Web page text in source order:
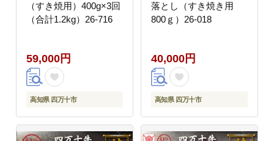
（すき焼用）400g×3回
（合計1.2kg）26-716
59,000円
高知県 四万十市
落とし（すき焼き用
800ｇ）26-018
40,000円
高知県 四万十市